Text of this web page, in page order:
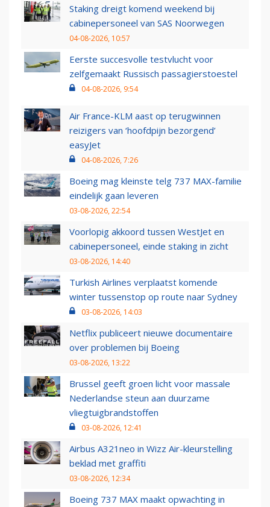
Staking dreigt komend weekend bij
cabinepersoneel van SAS Noorwegen
04-08-2026, 10:57
Eerste succesvolle testvlucht voor
zelfgemaakt Russisch passagierstoestel
04-08-2026, 9:54
Air France-KLM aast op terugwinnen
reizigers van ‘hoofdpijn bezorgend’
easyJet
04-08-2026, 7:26
Boeing mag kleinste telg 737 MAX-familie
eindelijk gaan leveren
03-08-2026, 22:54
Voorlopig akkoord tussen WestJet en
cabinepersoneel, einde staking in zicht
03-08-2026, 14:40
Turkish Airlines verplaatst komende
winter tussenstop op route naar Sydney
03-08-2026, 14:03
Netflix publiceert nieuwe documentaire
over problemen bij Boeing
03-08-2026, 13:22
Brussel geeft groen licht voor massale
Nederlandse steun aan duurzame
vliegtuigbrandstoffen
03-08-2026, 12:41
Airbus A321neo in Wizz Air-kleurstelling
beklad met graffiti
03-08-2026, 12:34
Boeing 737 MAX maakt opwachting in